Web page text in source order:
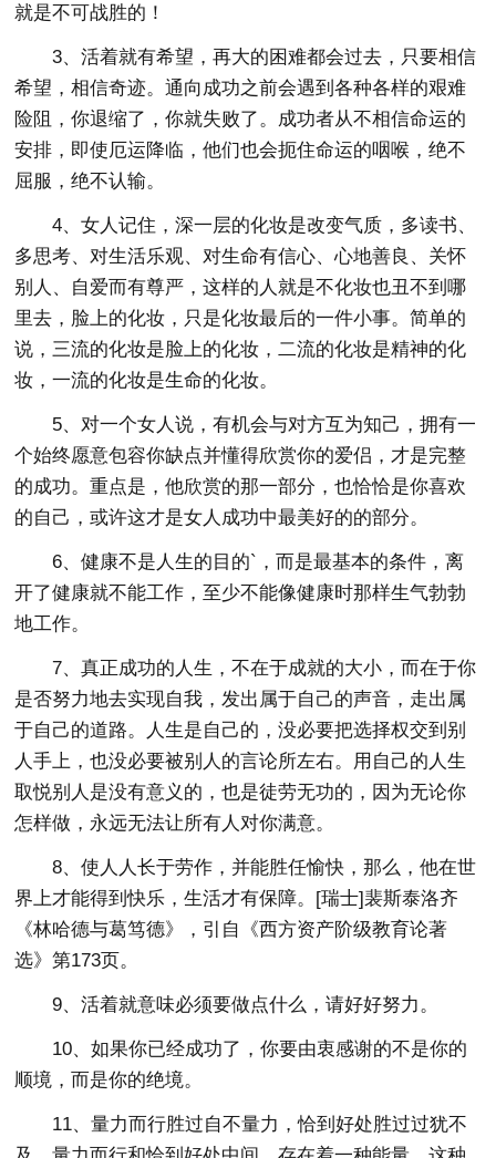
就是不可战胜的！
3、活着就有希望，再大的困难都会过去，只要相信
希望，相信奇迹。通向成功之前会遇到各种各样的艰难
险阻，你退缩了，你就失败了。成功者从不相信命运的
安排，即使厄运降临，他们也会扼住命运的咽喉，绝不
屈服，绝不认输。
4、女人记住，深一层的化妆是改变气质，多读书、
多思考、对生活乐观、对生命有信心、心地善良、关怀
别人、自爱而有尊严，这样的人就是不化妆也丑不到哪
里去，脸上的化妆，只是化妆最后的一件小事。简单的
说，三流的化妆是脸上的化妆，二流的化妆是精神的化
妆，一流的化妆是生命的化妆。
5、对一个女人说，有机会与对方互为知己，拥有一
个始终愿意包容你缺点并懂得欣赏你的爱侣，才是完整
的成功。重点是，他欣赏的那一部分，也恰恰是你喜欢
的自己，或许这才是女人成功中最美好的的部分。
6、健康不是人生的目的`，而是最基本的条件，离
开了健康就不能工作，至少不能像健康时那样生气勃勃
地工作。
7、真正成功的人生，不在于成就的大小，而在于你
是否努力地去实现自我，发出属于自己的声音，走出属
于自己的道路。人生是自己的，没必要把选择权交到别
人手上，也没必要被别人的言论所左右。用自己的人生
取悦别人是没有意义的，也是徒劳无功的，因为无论你
怎样做，永远无法让所有人对你满意。
8、使人人长于劳作，并能胜任愉快，那么，他在世
界上才能得到快乐，生活才有保障。[瑞士]裴斯泰洛齐
《林哈德与葛笃德》，引自《西方资产阶级教育论著
选》第173页。
9、活着就意味必须要做点什么，请好好努力。
10、如果你已经成功了，你要由衷感谢的不是你的
顺境，而是你的绝境。
11、量力而行胜过自不量力，恰到好处胜过过犹不